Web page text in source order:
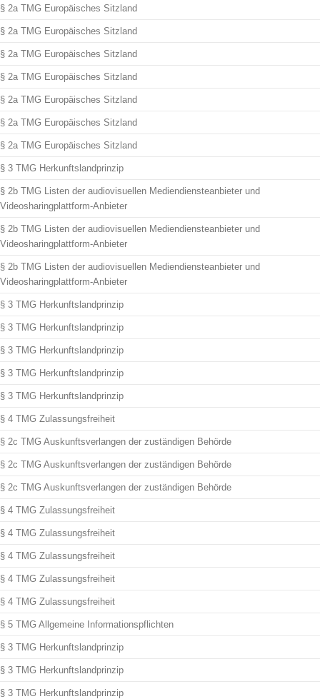
§ 2a TMG Europäisches Sitzland
§ 2a TMG Europäisches Sitzland
§ 2a TMG Europäisches Sitzland
§ 2a TMG Europäisches Sitzland
§ 2a TMG Europäisches Sitzland
§ 2a TMG Europäisches Sitzland
§ 2a TMG Europäisches Sitzland
§ 3 TMG Herkunftslandprinzip
§ 2b TMG Listen der audiovisuellen Mediendiensteanbieter und
Videosharingplattform-Anbieter
§ 2b TMG Listen der audiovisuellen Mediendiensteanbieter und
Videosharingplattform-Anbieter
§ 2b TMG Listen der audiovisuellen Mediendiensteanbieter und
Videosharingplattform-Anbieter
§ 3 TMG Herkunftslandprinzip
§ 3 TMG Herkunftslandprinzip
§ 3 TMG Herkunftslandprinzip
§ 3 TMG Herkunftslandprinzip
§ 3 TMG Herkunftslandprinzip
§ 4 TMG Zulassungsfreiheit
§ 2c TMG Auskunftsverlangen der zuständigen Behörde
§ 2c TMG Auskunftsverlangen der zuständigen Behörde
§ 2c TMG Auskunftsverlangen der zuständigen Behörde
§ 4 TMG Zulassungsfreiheit
§ 4 TMG Zulassungsfreiheit
§ 4 TMG Zulassungsfreiheit
§ 4 TMG Zulassungsfreiheit
§ 4 TMG Zulassungsfreiheit
§ 5 TMG Allgemeine Informationspflichten
§ 3 TMG Herkunftslandprinzip
§ 3 TMG Herkunftslandprinzip
§ 3 TMG Herkunftslandprinzip